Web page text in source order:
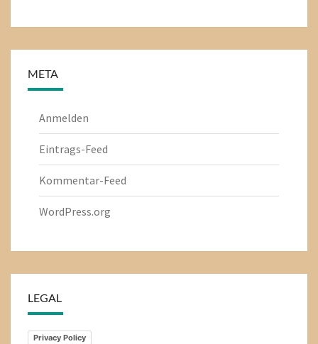
META
Anmelden
Eintrags-Feed
Kommentar-Feed
WordPress.org
LEGAL
Privacy Policy